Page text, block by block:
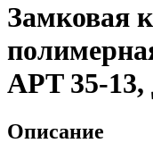
Замковая
APT 35-13,
Описание